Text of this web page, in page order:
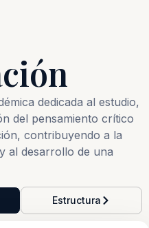
dedicada al estudio,
del pensamiento crítico
contribuyendo a la
al desarrollo de una
Estructura